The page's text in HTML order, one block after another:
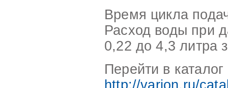
Время цикла
Расход воды при
0,22 до 4,3 литра
Перейти в каталог